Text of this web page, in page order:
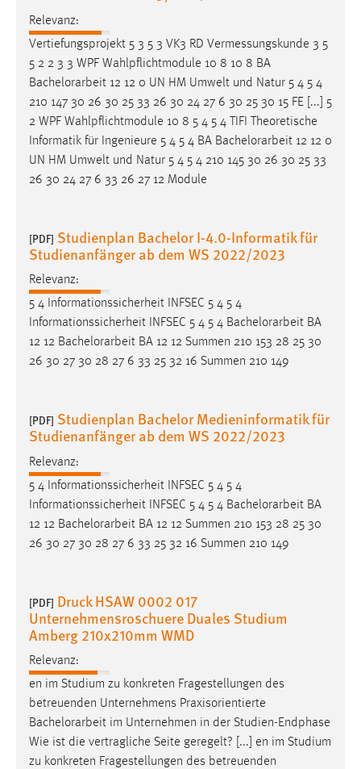
Relevanz:
Vertiefungsprojekt 5 3 5 3 VK3 RD Vermessungskunde 3 5
5 2 2 3 3 WPF Wahlpflichtmodule 10 8 10 8 BA
Bachelorarbeit 12 12 0 UN HM Umwelt und Natur 5 4 5 4
210 147 30 26 30 25 33 26 30 24 27 6 30 25 30 15 FE [...] 5
2 WPF Wahlpflichtmodule 10 8 5 4 5 4 TIFI Theoretische
Informatik für Ingenieure 5 4 5 4 BA Bachelorarbeit 12 12 0
UN HM Umwelt und Natur 5 4 5 4 210 145 30 26 30 25 33
26 30 24 27 6 33 26 27 12 Module
[PDF] Studienplan Bachelor I-4.0-Informatik für
Studienanfänger ab dem WS 2022/2023
Relevanz:
5 4 Informationssicherheit INFSEC 5 4 5 4
Informationssicherheit INFSEC 5 4 5 4 Bachelorarbeit BA
12 12 Bachelorarbeit BA 12 12 Summen 210 153 28 25 30
26 30 27 30 28 27 6 33 25 32 16 Summen 210 149
[PDF] Studienplan Bachelor Medieninformatik für
Studienanfänger ab dem WS 2022/2023
Relevanz:
5 4 Informationssicherheit INFSEC 5 4 5 4
Informationssicherheit INFSEC 5 4 5 4 Bachelorarbeit BA
12 12 Bachelorarbeit BA 12 12 Summen 210 153 28 25 30
26 30 27 30 28 27 6 33 25 32 16 Summen 210 149
[PDF] Druck HSAW 0002 017
Unternehmensroschuere Duales Studium
Amberg 210x210mm WMD
Relevanz:
en im Studium zu konkreten Fragestellungen des
betreuenden Unternehmens Praxisorientierte
Bachelorarbeit im Unternehmen in der Studien-Endphase
Wie ist die vertragliche Seite geregelt? [...] en im Studium
zu konkreten Fragestellungen des betreuenden
EXTERNE MEDIEN
Um Inhalte von Videoplattformen und Social Media
Plattformen anzeigen zu können, werden von diesen
externen Medien Cookies gesetzt.
YouTube
Vimeo